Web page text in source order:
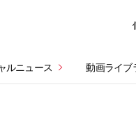
ルニュース 動画ライブ